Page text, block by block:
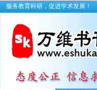
服务教育科研，促进学术发展！